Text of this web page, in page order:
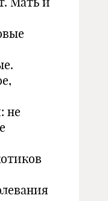
не